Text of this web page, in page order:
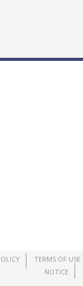
TERMS OF USE
NOTICE